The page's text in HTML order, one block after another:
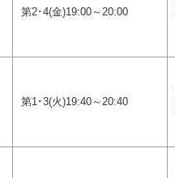
第2･4(金)19:00～20:00
第1･3(火)19:40～20:40